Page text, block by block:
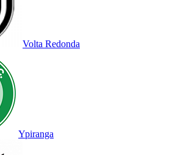
Volta Redonda
Ypiranga